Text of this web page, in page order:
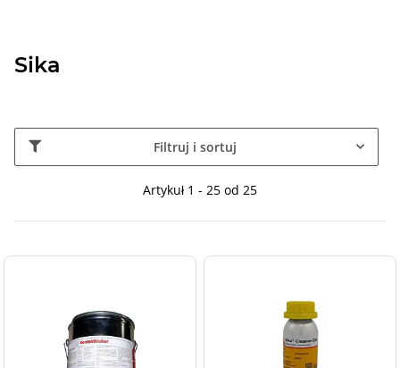
Sika
Filtruj i sortuj
Artykuł 1 - 25 od 25